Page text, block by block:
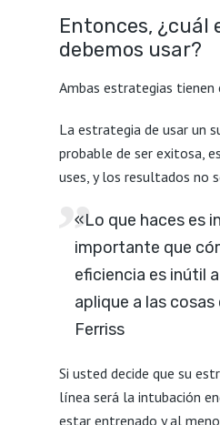
Entonces, ¿cuál
debemos usar?
Ambas estrategias
La estrategia de usar un
probable de ser exitosa,
uses, y los resultados no
«Lo que haces es
importante que
eficiencia es inútil
aplique a las
Ferriss
Si usted decide que su
línea será la intubación
estar entrenado y al